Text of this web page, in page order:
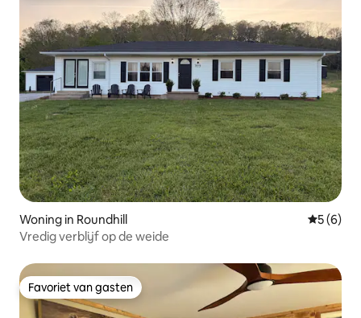
Woning in Roundhill
5 (6)
Vredig verblijf op de weide
Favoriet van gasten
Favoriet van gasten